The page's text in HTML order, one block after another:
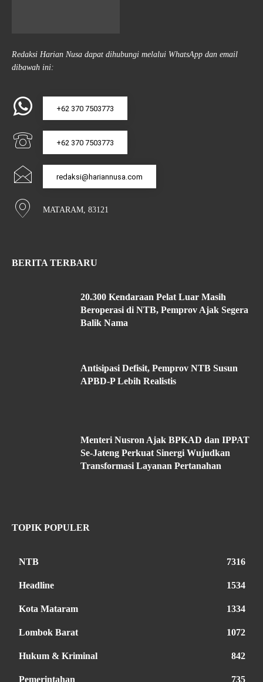
Redaksi Harian Nusa dapat dihubungi melalui WhatsApp dan email
dibawah ini:
+62 370 7503773
+62 370 7503773
redaksi@hariannusa.com
MATARAM, 83121
BERITA TERBARU
20.300 Kendaraan Pelat Luar Masih
Beroperasi di NTB, Pemprov Ajak Segera
Balik Nama
Antisipasi Defisit, Pemprov NTB Susun
APBD-P Lebih Realistis
Menteri Nusron Ajak BPKAD dan IPPAT
Se-Jateng Perkuat Sinergi Wujudkan
Transformasi Layanan Pertanahan
TOPIK POPULER
NTB 7316
Headline 1534
Kota Mataram 1334
Lombok Barat 1072
Hukum & Kriminal 842
Pemerintahan 735